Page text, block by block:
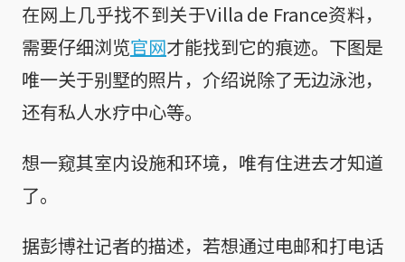
在网上几乎找不到关于Villa de France资料，
需要仔细浏览官网才能找到它的痕迹。下图是
唯一关于别墅的照片，介绍说除了无边泳池，
还有私人水疗中心等。
想一窥其室内设施和环境，唯有住进去才知道
了。
据彭博社记者的描述，若想通过电邮和打电话